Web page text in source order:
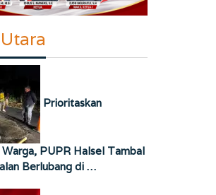
Prioritaskan
PUPR Halsel Tambal
Berlubang di …